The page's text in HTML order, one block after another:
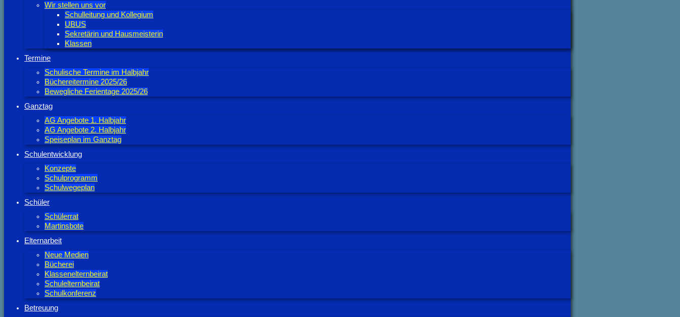
Wir stellen uns vor
Schulleitung und Kollegium
UBUS
Sekretärin und Hausmeisterin
Klassen
Termine
Schulische Termine im Halbjahr
Büchereitermine 2025/26
Bewegliche Ferientage 2025/26
Ganztag
AG Angebote 1. Halbjahr
AG Angebote 2. Halbjahr
Speiseplan im Ganztag
Schulentwicklung
Konzepte
Schulprogramm
Schulwegeplan
Schüler
Schülerrat
Martinsbote
Elternarbeit
Neue Medien
Bücherei
Klassenelternbeirat
Schulelternbeirat
Schulkonferenz
Betreuung